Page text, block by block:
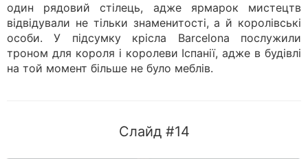
один рядовий стілець, адже ярмарок мистецтв
відвідували не тільки знаменитості, а й королівські
особи. У підсумку крісла Barcelona послужили
троном для короля і королеви Іспанії, адже в будівлі
на той момент більше не було меблів.
Слайд #14